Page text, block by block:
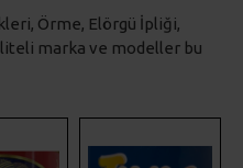
Örme, Elörgü İpliği,
marka ve modeller bu